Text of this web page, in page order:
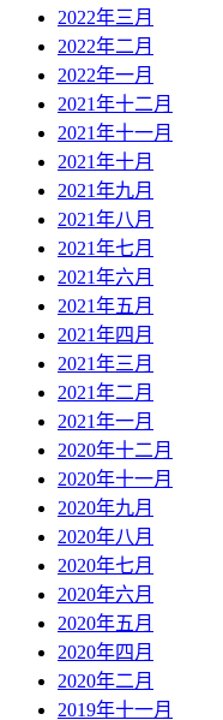
2022年三月
2022年二月
2022年一月
2021年十二月
2021年十一月
2021年十月
2021年九月
2021年八月
2021年七月
2021年六月
2021年五月
2021年四月
2021年三月
2021年二月
2021年一月
2020年十二月
2020年十一月
2020年九月
2020年八月
2020年七月
2020年六月
2020年五月
2020年四月
2020年二月
2019年十一月